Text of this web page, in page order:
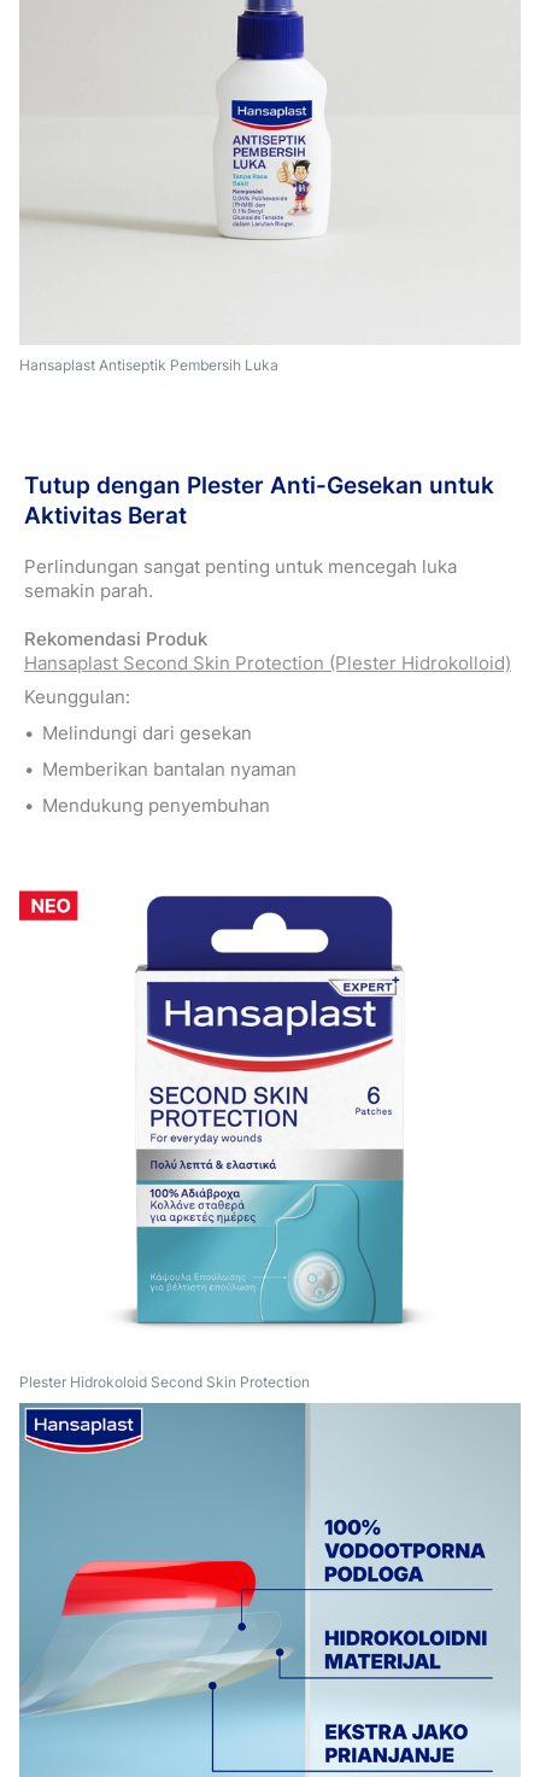
Hansaplast Antiseptik Pembersih Luka
Tutup dengan Plester Anti-Gesekan untuk
Aktivitas Berat
Perlindungan sangat penting untuk mencegah luka
semakin parah.
Rekomendasi Produk
Hansaplast Second Skin Protection (Plester Hidrokolloid)
Keunggulan:
Melindungi dari gesekan
Memberikan bantalan nyaman
Mendukung penyembuhan
Plester Hidrokoloid Second Skin Protection